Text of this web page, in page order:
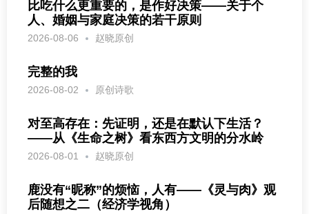
比吃什么更重要的，是作好决策——关于个
人、婚姻与家庭决策的若干原则
2026-08-06 赵晓原创
完整的我
2026-08-02 原创诗歌
对至高存在：先证明，还是在默认下生活？
——从《生命之树》看东西方文明的分水岭
2026-08-01 赵晓原创
鹿没有“昵称”的烦恼，人有——《灵与肉》观
后随想之二（经济学视角）